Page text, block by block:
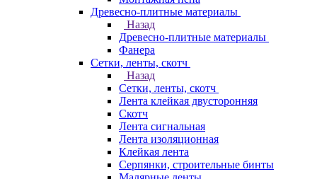
Древесно-плитные материалы
Назад
Древесно-плитные материалы
Фанера
Сетки, ленты, скотч
Назад
Сетки, ленты, скотч
Лента клейкая двусторонняя
Скотч
Лента сигнальная
Лента изоляционная
Клейкая лента
Серпянки, строительные бинты